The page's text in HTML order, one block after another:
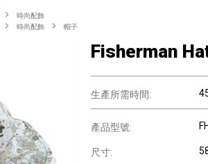
時尚配飾
時尚配飾 帽子
Fisherman
生產所需時間:
產品型號:
尺寸: